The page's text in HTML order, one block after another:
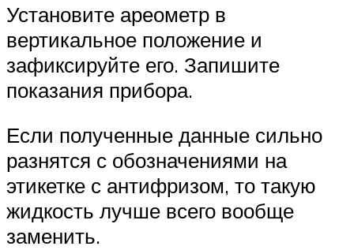
Установите ареометр в
вертикальное положение и
зафиксируйте его. Запишите
показания прибора.
Если полученные данные сильно
разнятся с обозначениями на
этикетке с антифризом, то такую
жидкость лучше всего вообще
заменить.